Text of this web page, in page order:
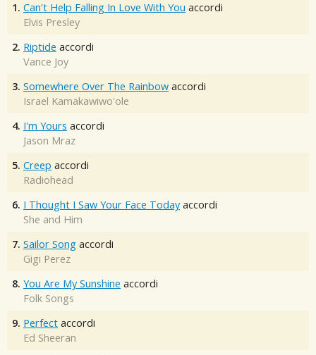
1. Can't Help Falling In Love With You accordi
Elvis Presley
2. Riptide accordi
Vance Joy
3. Somewhere Over The Rainbow accordi
Israel Kamakawiwo'ole
4. I'm Yours accordi
Jason Mraz
5. Creep accordi
Radiohead
6. I Thought I Saw Your Face Today accordi
She and Him
7. Sailor Song accordi
Gigi Perez
8. You Are My Sunshine accordi
Folk Songs
9. Perfect accordi
Ed Sheeran